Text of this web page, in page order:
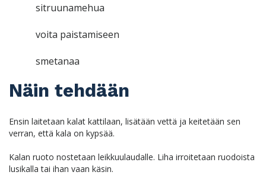
sitruunamehua
voita paistamiseen
smetanaa
Näin tehdään
Ensin laitetaan kalat kattilaan, lisätään vettä ja keitetään sen
verran, että kala on kypsää.
Kalan ruoto nostetaan leikkuulaudalle. Liha irroitetaan ruodoista
lusikalla tai ihan vaan käsin.